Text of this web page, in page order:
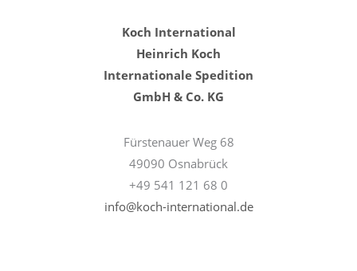
Koch International
Heinrich Koch
Internationale Spedition
GmbH & Co. KG
Fürstenauer Weg 68
49090 Osnabrück
+49 541 121 68 0
info@koch-international.de